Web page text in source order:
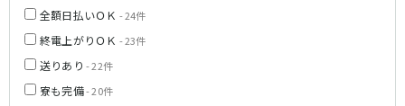
全額日払いＯＫ - 24件
終電上がりＯＫ - 23件
送りあり - 22件
寮も完備- 20件
名鉄河和線